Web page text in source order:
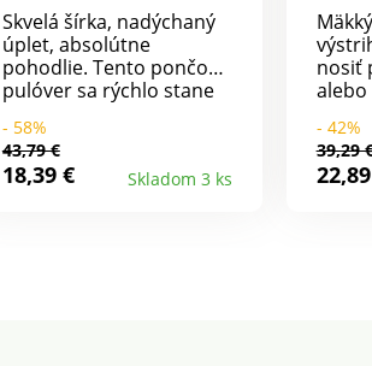
Skvelá šírka, nadýchaný
úplet, absolútne
pohodlie. Tento pončo
pulóver sa rýchlo stane
šatníka. Módny strih z
úpletu mohérovového
na dotyk. Jednoduchá
- 58%
43,79 €
18,39 € Skladom 3 ks
nosiť
úplet.
"V".
- 42%
39,29